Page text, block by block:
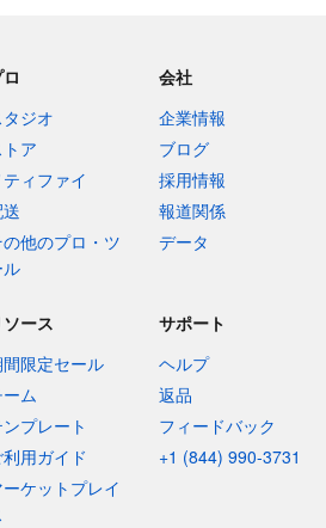
タジオ
トア
ティファイ
の他のプロ・ツ
ル
会社
企業情報
ブログ
採用情報
報道関係
データ
ソース
限定セール
ム
ンプレート
利用ガイド
ーケットプレイ
サポート
ヘルプ
返品
フィードバック
+1 (844) 990-3731